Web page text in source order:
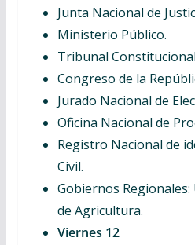
Junta Nacional de
Ministerio Público.
Tribunal
Congreso de la
Jurado Nacional de
Oficina Nacional de
Registro Nacional de
Civil.
Gobiernos
de Agricultura.
Viernes 12